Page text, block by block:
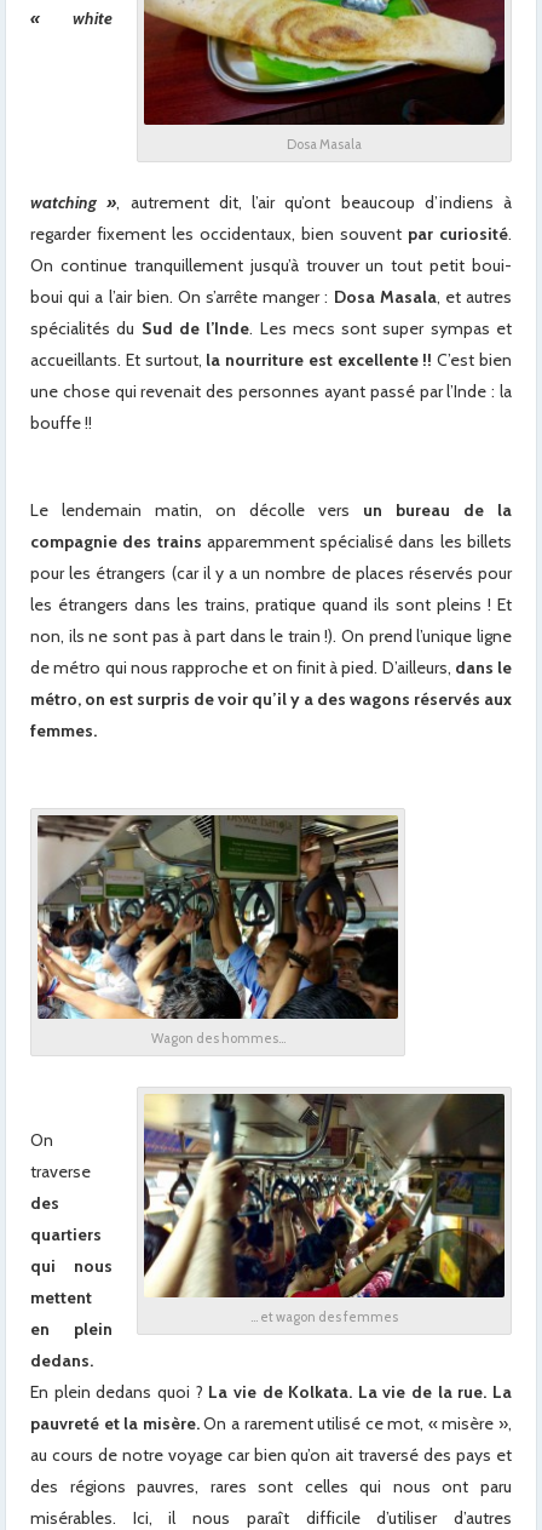
Dosa Masala
« white
watching », autrement dit, l’air qu’ont beaucoup d’indiens à
regarder fixement les occidentaux, bien souvent par curiosité.
On continue tranquillement jusqu’à trouver un tout petit boui-
boui qui a l’air bien. On s’arrête manger : Dosa Masala, et autres
spécialités du Sud de l’Inde. Les mecs sont super sympas et
accueillants. Et surtout, la nourriture est excellente !! C’est bien
une chose qui revenait des personnes ayant passé par l’Inde : la
bouffe !!
Le lendemain matin, on décolle vers un bureau de la
compagnie des trains apparemment spécialisé dans les billets
pour les étrangers (car il y a un nombre de places réservés pour
les étrangers dans les trains, pratique quand ils sont pleins ! Et
non, ils ne sont pas à part dans le train !). On prend l’unique ligne
de métro qui nous rapproche et on finit à pied. D’ailleurs, dans le
métro, on est surpris de voir qu’il y a des wagons réservés aux
femmes.
Wagon des hommes…
… et wagon des femmes
On
traverse
des
quartiers
qui nous
mettent
en plein
dedans.
En plein dedans quoi ? La vie de Kolkata. La vie de la rue. La
pauvreté et la misère.On a rarement utilisé ce mot, « misère »,
au cours de notre voyage car bien qu’on ait traversé des pays et
des régions pauvres, rares sont celles qui nous ont paru
misérables. Ici, il nous paraît difficile d’utiliser d’autres